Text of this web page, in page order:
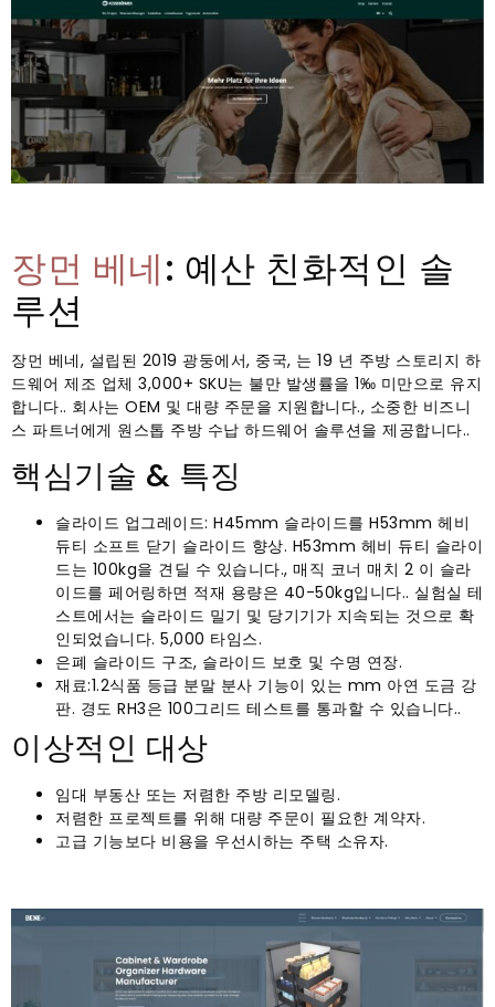
장먼 베네: 예산 친화적인 솔
루션
장먼 베네, 설립된 2019 광둥에서, 중국, 는 19 년 주방 스토리지 하
드웨어 제조 업체 3,000+ SKU는 불만 발생률을 1‰ 미만으로 유지
합니다.. 회사는 OEM 및 대량 주문을 지원합니다., 소중한 비즈니
스 파트너에게 원스톱 주방 수납 하드웨어 솔루션을 제공합니다..
핵심기술 & 특징
슬라이드 업그레이드: H45mm 슬라이드를 H53mm 헤비
듀티 소프트 닫기 슬라이드 향상. H53mm 헤비 듀티 슬라이
드는 100kg을 견딜 수 있습니다., 매직 코너 매치 2 이 슬라
이드를 페어링하면 적재 용량은 40-50kg입니다.. 실험실 테
스트에서는 슬라이드 밀기 및 당기기가 지속되는 것으로 확
인되었습니다. 5,000 타임스.
은폐 슬라이드 구조, 슬라이드 보호 및 수명 연장.
재료:1.2식품 등급 분말 분사 기능이 있는 mm 아연 도금 강
판. 경도 RH3은 100그리드 테스트를 통과할 수 있습니다..
이상적인 대상
임대 부동산 또는 저렴한 주방 리모델링.
저렴한 프로젝트를 위해 대량 주문이 필요한 계약자.
고급 기능보다 비용을 우선시하는 주택 소유자.